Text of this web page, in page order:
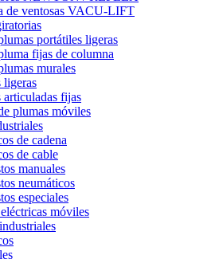
de ventosas VACU-LIFT
portátiles ligeras
fijas de columna
murales
ligeras
articuladas fijas
plumas móviles
de cadena
de cable
manuales
neumáticos
especiales
móviles